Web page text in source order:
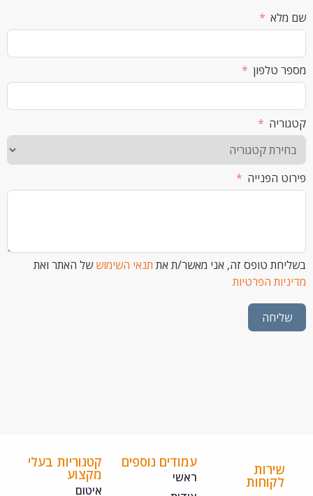
טופס זה, אני מאשר/ת אתתנאי השימוש של האתר ואת
הפרטיות
עמודים נוספים קטגוריות בעלי